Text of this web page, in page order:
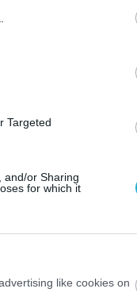
Targeted
and/or Sharing
for which it
like cookies on
να
ξεκινήσει τη
την
ο κανόνας.
από το
γαλλικό
καύσωνες και
πλανήτη».
το 2021, ο